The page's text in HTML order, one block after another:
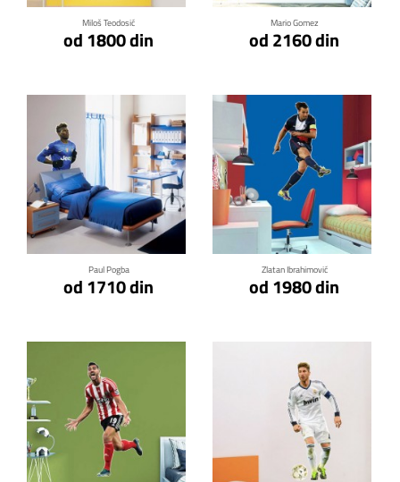
Miloš Teodosić
od 1800 din
Mario Gomez
od 2160 din
Paul Pogba
od 1710 din
Klikni za detalje
Zlatan Ibrahimović
od 1980 din
Klikni za detalje
Klikni za detalje Klikni za detalje